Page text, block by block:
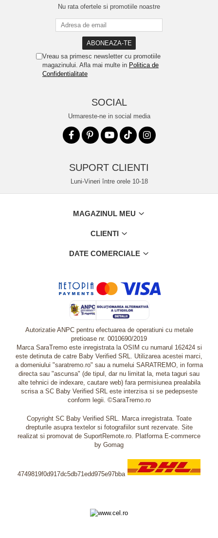
Nu rata ofertele si promotiile noastre
Vreau sa primesc newsletter cu promotiile
magazinului. Afla mai multe in Politica de
Confidentialitate
SOCIAL
Urmareste-ne in social media
SUPORT CLIENTI
Luni-Vineri între orele 10-18
MAGAZINUL MEU
CLIENTI
DATE COMERCIALE
Autorizatie ANPC pentru efectuarea de operatiuni cu metale
pretioase nr. 0010690/2019
Marca SaraTremo este inregistrata la OSIM cu numarul 162424 si
este detinuta de catre Baby Verified SRL. Utilizarea acestei marci,
a domeniului "saratremo.ro" sau a numelui SARATREMO, in forma
directa sau "ascunsa" (de tipul, dar nu limitat la, meta taguri sau
alte tehnici de indexare, cautare web) fara permisiunea prealabila
scrisa a SC Baby Verified SRL este interzisa si se pedepseste
conform legii. ©SaraTremo.ro
Copyright SC Baby Verified SRL. Marca inregistrata. Toate
drepturile asupra textelor si fotografiilor sunt rezervate. Site
realizat si promovat de SuportRemote.ro. Platforma E-commerce
by Gomag
4749819f0d917dc5db71edd975e97bba